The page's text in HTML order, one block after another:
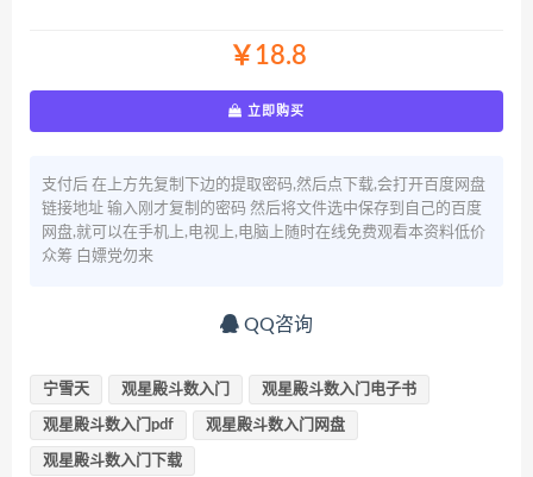
￥18.8
立即购买
支付后 在上方先复制下边的提取密码,然后点下载,会打开百度网盘
链接地址 输入刚才复制的密码 然后将文件选中保存到自己的百度
网盘,就可以在手机上,电视上,电脑上随时在线免费观看本资料低价
众筹 白嫖党勿来
QQ咨询
宁雪天 观星殿斗数入门 观星殿斗数入门电子书
观星殿斗数入门pdf 观星殿斗数入门网盘
观星殿斗数入门下载